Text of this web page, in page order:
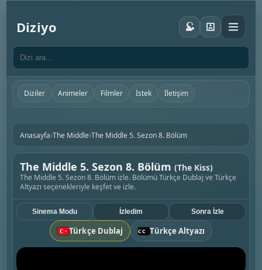
Diziyo
Diziler Animeler Filmler İstek İletişim
Anasayfa›The Middle›The Middle 5. Sezon 8. Bölüm
The Middle 5. Sezon 8. Bölüm (The Kiss)
The Middle 5. Sezon 8. Bölüm izle. Bölümü Türkçe Dublaj ve Türkçe
Altyazı seçenekleriyle keşfet ve izle.
Türkçe Dublaj Türkçe Altyazı
Sinema Modu İzledim Sonra İzle